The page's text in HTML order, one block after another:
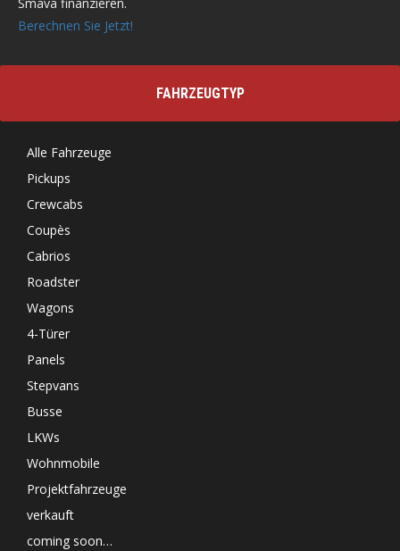
Berechnen Sie Jetzt!
FAHRZEUGTYP
Alle Fahrzeuge
Pickups
Crewcabs
Coupès
Cabrios
Roadster
Wagons
4-Türer
Panels
Stepvans
Busse
LKWs
Wohnmobile
Projektfahrzeuge
verkauft
coming soon…